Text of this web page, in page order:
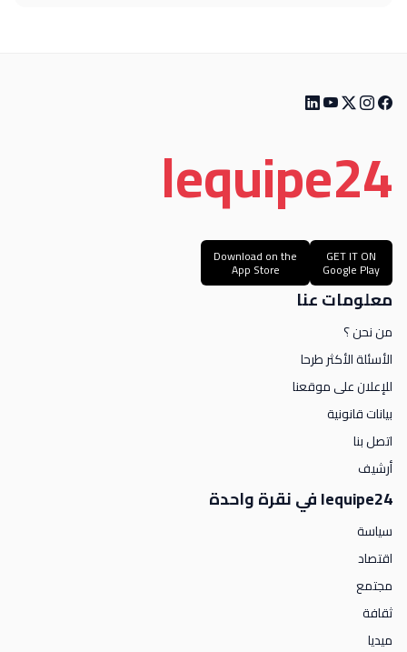
lequipe24
GET IT ON
Google Play
Download on the
App Store
معلومات عنا
من نحن ؟
الأسئلة الأكثر طرحا
للإعلان على موقعنا
بيانات قانونية
اتصل بنا
أرشيف
lequipe24 في نقرة واحدة
سياسة
اقتصاد
مجتمع
ثقافة
ميديا